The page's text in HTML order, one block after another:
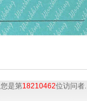
您是第18210462位访问者.